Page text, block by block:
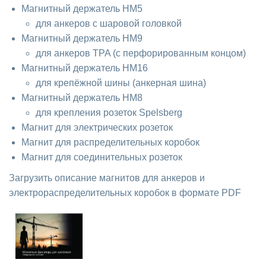
Магнитный держатель HM5
для анкеров с шаровой головкой
Магнитный держатель HM9
для анкеров TPA (с перфорированным концом)
Магнитный держатель HM16
для крепёжной шины (анкерная шина)
Магнитный держатель HM8
для крепления розеток Spelsberg
Магнит для электрических розеток
Магнит для распределительных коробок
Магнит для соединительных розеток
Загрузить описание магнитов для анкеров и
электрораспределительных коробок в формате PDF